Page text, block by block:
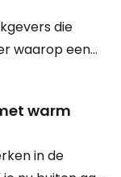
die
waarop een
om
en te kijken
detachering.
warm
in de